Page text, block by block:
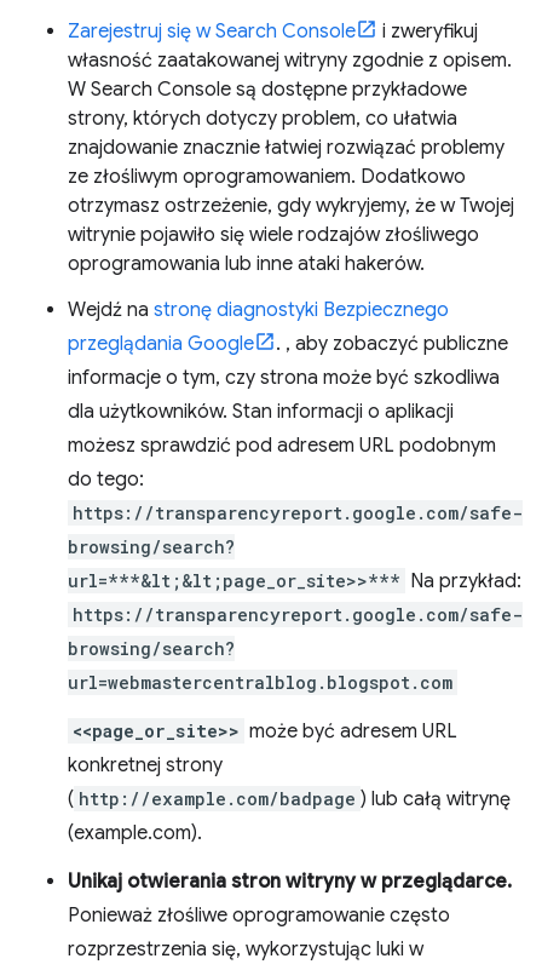
Zarejestruj się w Search Console
i zweryfikuj
własność zaatakowanej witryny zgodnie z opisem.
W Search Console są dostępne przykładowe
strony, których dotyczy problem, co ułatwia
znajdowanie znacznie łatwiej rozwiązać problemy
ze złośliwym oprogramowaniem. Dodatkowo
otrzymasz ostrzeżenie, gdy wykryjemy, że w Twojej
witrynie pojawiło się wiele rodzajów złośliwego
oprogramowania lub inne ataki hakerów.
Wejdź na stronę diagnostyki Bezpiecznego
przeglądania Google
. , aby zobaczyć publiczne
informacje o tym, czy strona może być szkodliwa
dla użytkowników. Stan informacji o aplikacji
możesz sprawdzić pod adresem URL podobnym
do tego:
https://transparencyreport.google.com/safe-
browsing/search?
url=***&lt;&lt;page_or_site>>*** Na przykład:
https://transparencyreport.google.com/safe-
browsing/search?
url=webmastercentralblog.blogspot.com
<<page_or_site>> może być adresem URL
konkretnej strony
( http://example.com/badpage ) lub całą witrynę
(example.com).
Unikaj otwierania stron witryny w przeglądarce.
Ponieważ złośliwe oprogramowanie często
rozprzestrzenia się, wykorzystując luki w